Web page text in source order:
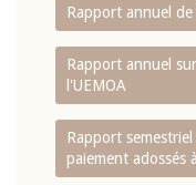
Rapport annuel de
Rapport annuel
l'UEMOA
Rapport
paiement adossés